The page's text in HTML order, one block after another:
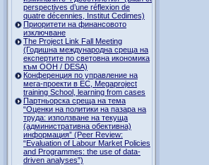
perspectives d’une réflexion de
quatre décennies, Institut Cedimes)
Приоритети на финансовото
изключване
The Project Link Fall Meeting
(Годишна международна среща на
експертите по световна икономика
към ООН / DESA)
Конференция по управление на
мега-проекти в ЕС, Megaproject
training School, learning from cases
Партньорска среща на тема
“Оценки на политики на пазара на
труда: използване на текуща
(административна обективна)
информация” (Peer Review:
“Evaluation of Labour Market Policies
and Programmes: the use of data-
driven analyses”)